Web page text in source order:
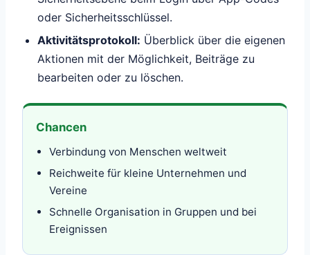
oder Sicherheitsschlüssel.
Aktivitätsprotokoll: Überblick über die eigenen
Aktionen mit der Möglichkeit, Beiträge zu
bearbeiten oder zu löschen.
Chancen
Verbindung von Menschen weltweit
Reichweite für kleine Unternehmen und
Vereine
Schnelle Organisation in Gruppen und bei
Ereignissen